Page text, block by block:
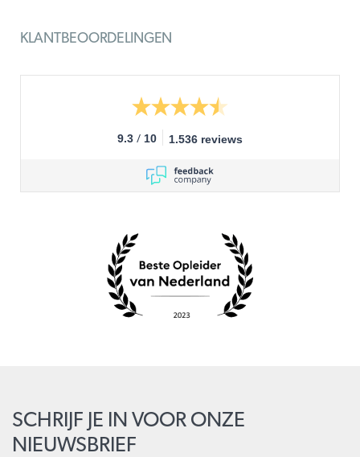
KLANTBEOORDELINGEN
9.3 / 10 1.536 reviews
SCHRIJF JE IN VOOR ONZE
NIEUWSBRIEF